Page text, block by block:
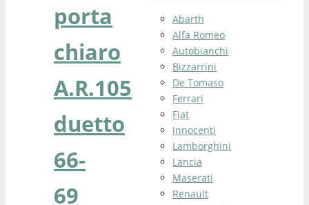
porta
chiaro
A.R.105
duetto
66-
69
Abarth
Alfa Romeo
Autobianchi
Bizzarrini
De Tomaso
Ferrari
Fiat
Innocenti
Lamborghini
Lancia
Maserati
Renault